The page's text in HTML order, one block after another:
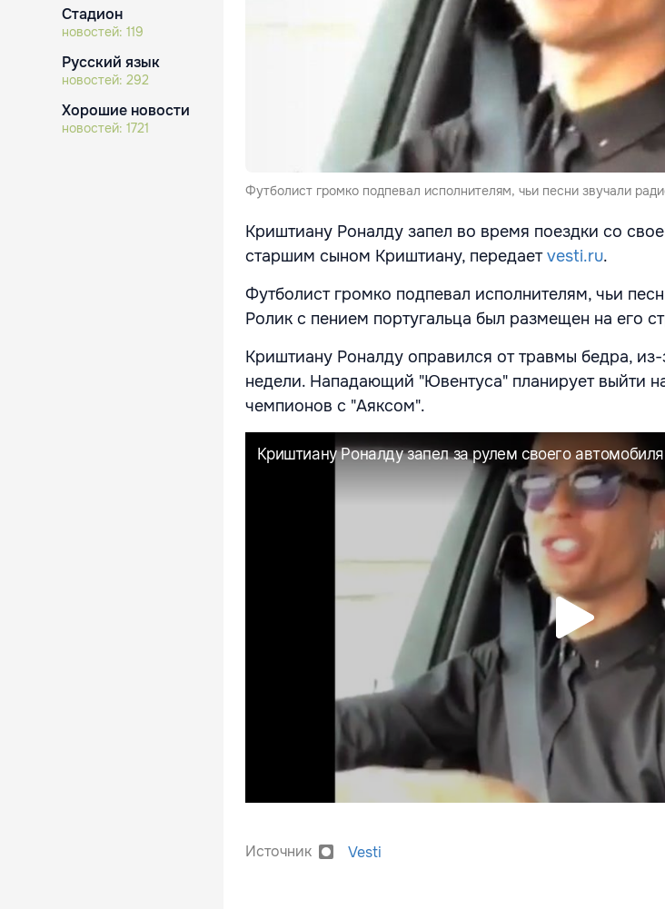
Стадион
новостей: 119
Русский язык
новостей: 292
Хорошие новости
новостей: 1721
Футболист громко подпевал исполнителям, чьи песни звучали
Криштиану Роналду запел во время поездки со
старшим сыном Криштиану, передаетvesti.ru.
Футболист громко подпевал исполнителям, чьи
Ролик с пением португальца был размещен на его
Криштиану Роналду оправился от травмы бедра,
недели. Нападающий "Ювентуса" планирует выйти
чемпионов с "Аяксом".
Источник Vesti